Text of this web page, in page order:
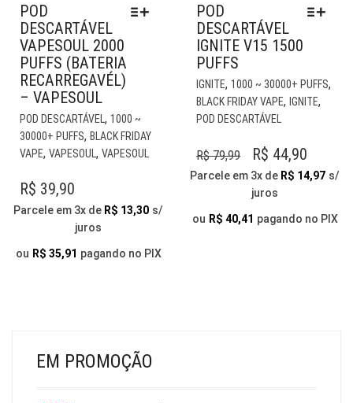
POD
DESCARTÁVEL
VAPESOUL 2000
PUFFS (BATERIA
RECARREGAVÉL)
– VAPESOUL
POD DESCARTÁVEL, 1000 ~
30000+ PUFFS, BLACK FRIDAY
VAPE, VAPESOUL, VAPESOUL
VARIANTES.
OPÇÕES
SER
R$ 39,90
Parcele em 3x de R$ 13,30 s/
juros
ou R$ 35,91 pagando no PIX
POD
DESCARTÁVEL
IGNITE V15 1500
PUFFS
IGNITE, 1000 ~ 30000+ PUFFS,
BLACK FRIDAY VAPE, IGNITE,
POD DESCARTÁVEL
SER
R$79,99
O
PREÇO
ORIGINAL
ERA:
R$ 44,90
PREÇO
É:
Parcele em 3x de R$ 14,97 s/
juros
ou R$ 40,41 pagando no PIX
EM PROMOÇÃO